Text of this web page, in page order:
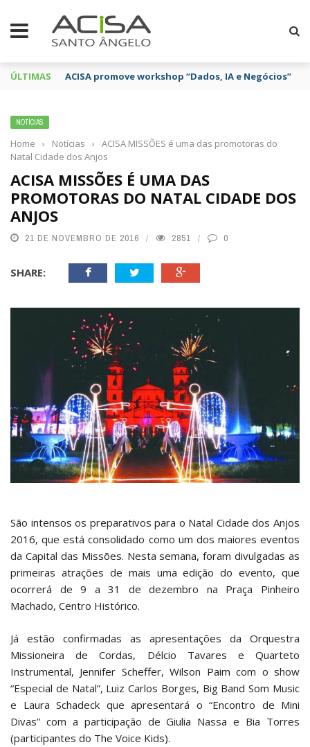
ÚLTIMAS ACISA promove workshop “Dados, IA e Negócios”
NOTÍCIAS
Home › Notícias ›
ACISA MISSÕES é uma das promotoras do
Natal Cidade dos Anjos
ACISA MISSÕES É UMA DAS
PROMOTORAS DO NATAL CIDADE DOS
ANJOS
21 DE NOVEMBRO DE 2016 2851 0
SHARE:
São intensos os preparativos para o Natal Cidade dos Anjos
2016, que está consolidado como um dos maiores eventos
da Capital das Missões. Nesta semana, foram divulgadas as
primeiras atrações de mais uma edição do evento, que
ocorrerá de 9 a 31 de dezembro na Praça Pinheiro
Machado, Centro Histórico.
Já estão confirmadas as apresentações da Orquestra
Missioneira de Cordas, Délcio Tavares e Quarteto
Instrumental, Jennifer Scheffer, Wilson Paim com o show
“Especial de Natal”, Luiz Carlos Borges, Big Band Som Music
e Laura Schadeck que apresentará o “Encontro de Mini
Divas” com a participação de Giulia Nassa e Bia Torres
(participantes do The Voice Kids).